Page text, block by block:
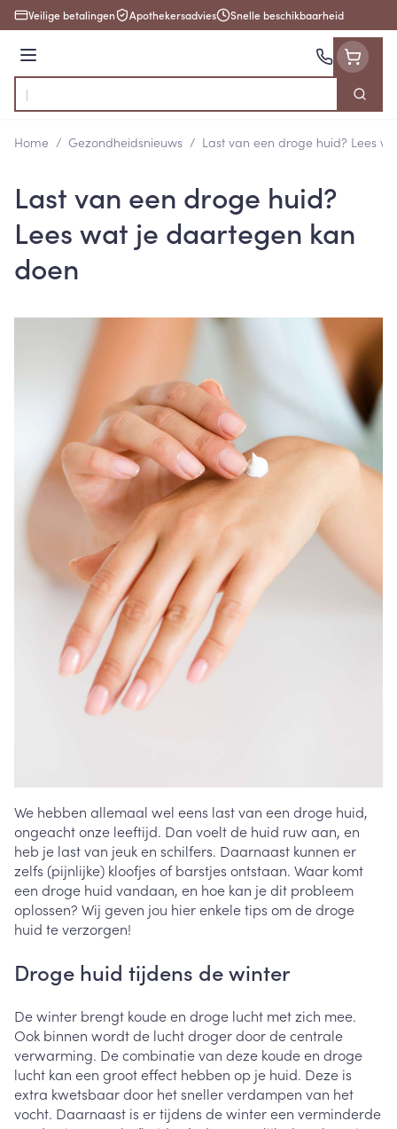
Ga naar de inhoud
Veilige betalingen Apothekersadvies Snelle beschikbaarheid
Menu
Product, merk, categorie...
Zoek
Home / Gezondheidsnieuws / Last van een droge huid? Lees
Last van een droge huid?
Lees wat je daartegen kan
doen
We hebben allemaal wel eens last van een droge huid,
ongeacht onze leeftijd. Dan voelt de huid ruw aan, en
heb je last van jeuk en schilfers. Daarnaast kunnen er
zelfs (pijnlijke) kloofjes of barstjes ontstaan. Waar komt
een droge huid vandaan, en hoe kan je dit probleem
oplossen? Wij geven jou hier enkele tips om de droge
huid te verzorgen!
Droge huid tijdens de winter
De winter brengt koude en droge lucht met zich mee.
Ook binnen wordt de lucht droger door de centrale
verwarming. De combinatie van deze koude en droge
lucht kan een groot effect hebben op je huid. Deze is
extra kwetsbaar door het sneller verdampen van het
vocht. Daarnaast is er tijdens de winter een verminderde